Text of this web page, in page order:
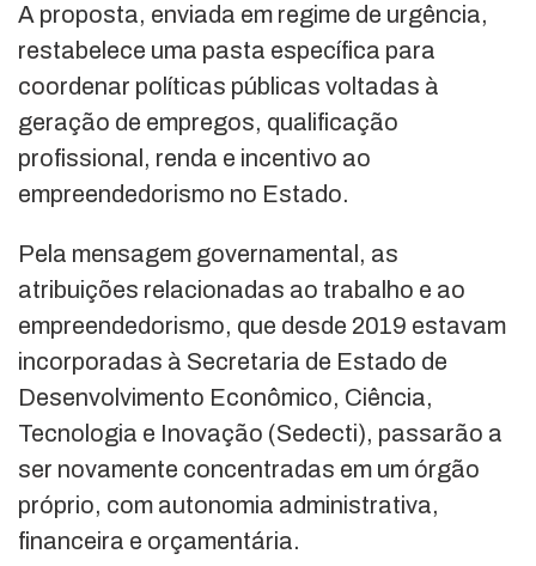
A proposta, enviada em regime de urgência,
restabelece uma pasta específica para
coordenar políticas públicas voltadas à
geração de empregos, qualificação
profissional, renda e incentivo ao
empreendedorismo no Estado.
Pela mensagem governamental, as
atribuições relacionadas ao trabalho e ao
empreendedorismo, que desde 2019 estavam
incorporadas à Secretaria de Estado de
Desenvolvimento Econômico, Ciência,
Tecnologia e Inovação (Sedecti), passarão a
ser novamente concentradas em um órgão
próprio, com autonomia administrativa,
financeira e orçamentária.